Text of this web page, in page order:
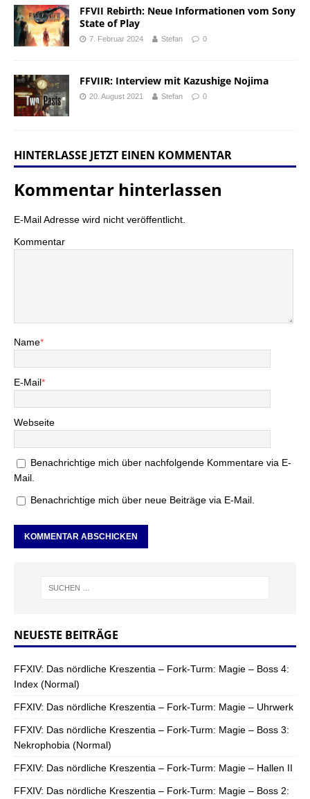
FFVII Rebirth: Neue Informationen vom Sony
State of Play
7. Februar 2024 Stefan 0
FFVIIR: Interview mit Kazushige Nojima
20. August 2021 Stefan 0
HINTERLASSE JETZT EINEN KOMMENTAR
Kommentar hinterlassen
E-Mail Adresse wird nicht veröffentlicht.
Kommentar
Name*
E-Mail*
Webseite
Benachrichtige mich über nachfolgende Kommentare via E-
Mail.
Benachrichtige mich über neue Beiträge via E-Mail.
NEUESTE BEITRÄGE
FFXIV: Das nördliche Kreszentia – Fork-Turm: Magie – Boss 4:
Index (Normal)
FFXIV: Das nördliche Kreszentia – Fork-Turm: Magie – Uhrwerk
FFXIV: Das nördliche Kreszentia – Fork-Turm: Magie – Boss 3:
Nekrophobia (Normal)
FFXIV: Das nördliche Kreszentia – Fork-Turm: Magie – Hallen II
FFXIV: Das nördliche Kreszentia – Fork-Turm: Magie – Boss 2: